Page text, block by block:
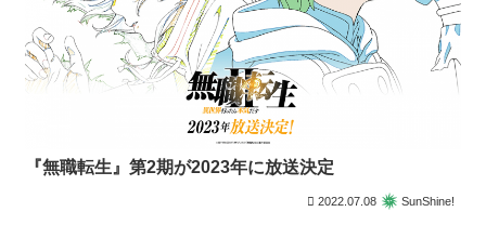
『無職転生』第2期が2023年に放送決定
2022.07.08 SunShine!